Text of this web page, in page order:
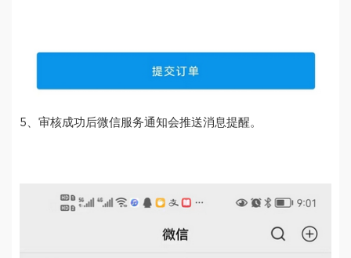
5、审核成功后微信服务通知会推送消息提醒。